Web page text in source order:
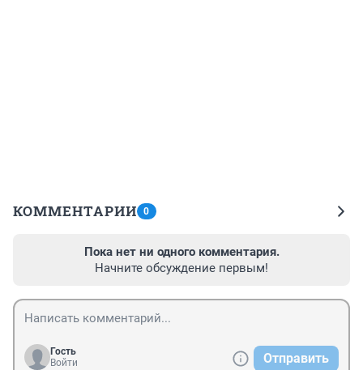
КОММЕНТАРИИ 0
Пока нет ни одного комментария.
Начните обсуждение первым!
Гость
Войти
Отправить